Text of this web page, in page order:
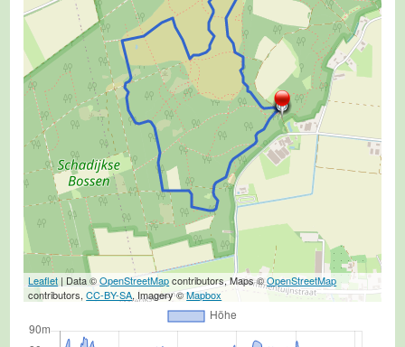
Leaflet | Data ©OpenStreetMapcontributors, Maps ©OpenStreetMap
contributors,CC-BY-SA, Imagery ©Mapbox